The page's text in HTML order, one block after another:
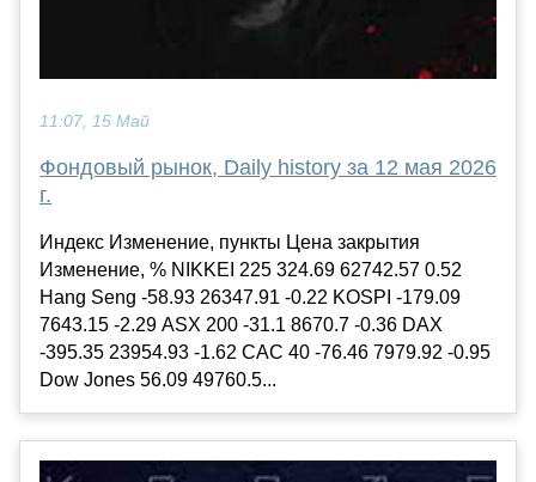
11:07, 15 Май
Фондовый рынок, Daily history за 12 мая 2026
г.
Индекс Изменение, пункты Цена закрытия
Изменение, % NIKKEI 225 324.69 62742.57 0.52
Hang Seng -58.93 26347.91 -0.22 KOSPI -179.09
7643.15 -2.29 ASX 200 -31.1 8670.7 -0.36 DAX
-395.35 23954.93 -1.62 CAC 40 -76.46 7979.92 -0.95
Dow Jones 56.09 49760.5...